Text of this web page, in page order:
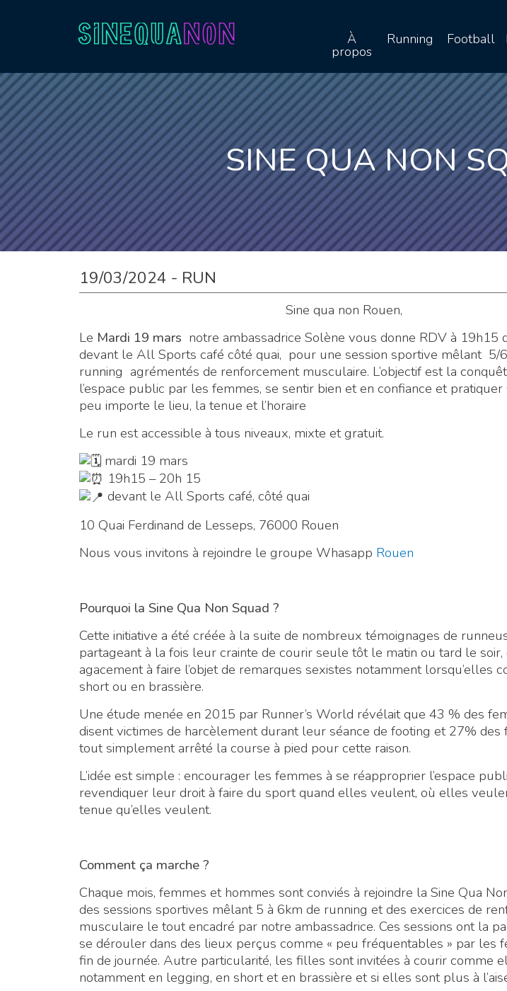
À
propos
Running Football
SINE QUA NON
19/03/2024 - RUN
Sine qua non Rouen,
Le Mardi 19 mars notre ambassadrice Solène vous donne RDV à 19h15
devant le All Sports café côté quai, pour une session sportive mêlant 5/
running agrémentés de renforcement musculaire. L’objectif est la
l’espace public par les femmes, se sentir bien et en confiance et
peu importe le lieu, la tenue et l’horaire
Le run est accessible à tous niveaux, mixte et gratuit.
mardi 19 mars
19h15 – 20h 15
devant le All Sports café, côté quai
10 Quai Ferdinand de Lesseps, 76000 Rouen
Nous vous invitons à rejoindre le groupe Whasapp Rouen
Pourquoi la Sine Qua Non Squad ?
Cette initiative a été créée à la suite de nombreux témoignages de
partageant à la fois leur crainte de courir seule tôt le matin ou tard le
agacement à faire l’objet de remarques sexistes notamment lorsqu’elles
short ou en brassière.
Une étude menée en 2015 par Runner’s World révélait que 43 % des
disent victimes de harcèlement durant leur séance de footing et 27% des
tout simplement arrêté la course à pied pour cette raison.
L’idée est simple : encourager les femmes à se réapproprier l’espace
revendiquer leur droit à faire du sport quand elles veulent, où elles
tenue qu’elles veulent.
Comment ça marche ?
Chaque mois, femmes et hommes sont conviés à rejoindre la Sine Qua
des sessions sportives mêlant 5 à 6km de running et des exercices de
musculaire le tout encadré par notre ambassadrice. Ces sessions ont la
se dérouler dans des lieux perçus comme « peu fréquentables » par les
fin de journée. Autre particularité, les filles sont invitées à courir comme
notamment en legging, en short et en brassière et si elles sont plus à